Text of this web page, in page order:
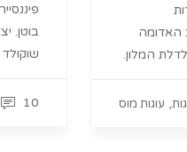
בוטן.
שוקולד
10
האדומה
המלון.
, עוגות מוס